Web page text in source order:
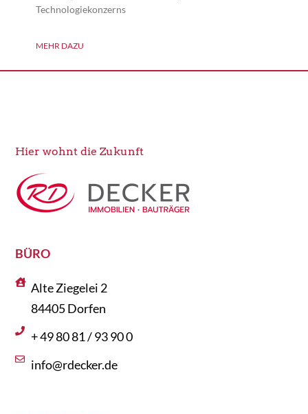
Technologiekonzerns
MEHR DAZU
Hier wohnt die Zukunft
BÜRO
Alte Ziegelei 2
84405 Dorfen
+ 49 80 81 / 93 90 0
info@rdecker.de